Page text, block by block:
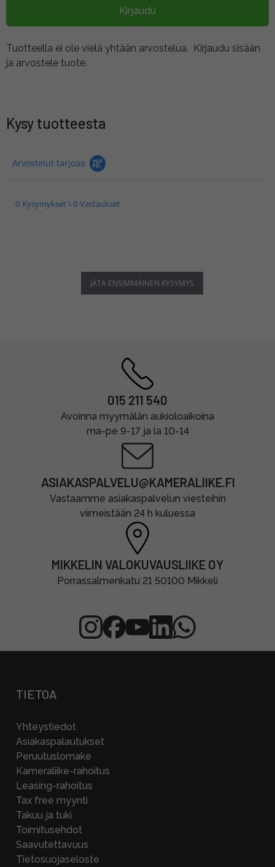
Kirjaudu
Tuotteella ei ole vielä yhtään arvostelua. Kirjaudu sisään
ja arvostele tuote.
Kysy tuotteesta
Arvostelut tarjoaa
0 Kysymykset \ 0 Vastaukset
JÄTÄ ENSIMMÄINEN KYSYMYS
015 211 540
Avoinna myymälän aukioloaikoina
ma-pe 9-17 ja la 10-14
ASIAKASPALVELU@KAMERALIIKE.FI
Vastaamme asiakaspalvelun viesteihin
viimeistään 24 h kuluessa
MIKKELIN VALOKUVAUSLIIKE OY
Porrassalmenkatu 21 50100 Mikkeli
TIETOA
Yhteystiedot
Asiakaspalautukset
Peruutuslomake
Kameraliike-rahoitus
Leasing-rahoitus
Tax free myynti
Takuu ja tuki
Toimitusehdot
Saavutettavuus
Tietosuojaseloste